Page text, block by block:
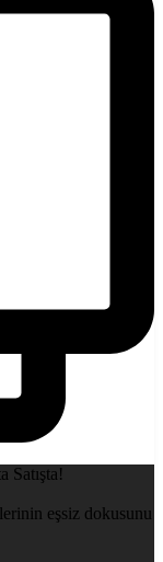
Satışta!
eşsiz dokusunu